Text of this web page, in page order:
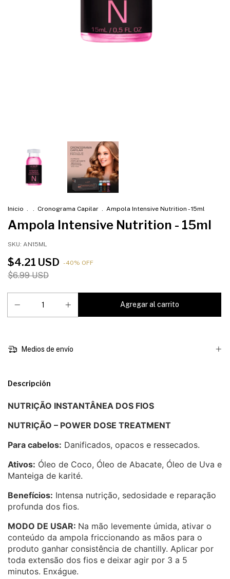
Inicio . . Cronograma Capilar . Ampola Intensive Nutrition - 15ml
Ampola Intensive Nutrition - 15ml
SKU: AN15ML
$4.21 USD -40% OFF
$6.99 USD
Medios de envío
Descripción
NUTRIÇÃO INSTANTÂNEA DOS FIOS
NUTRIÇÃO – POWER DOSE TREATMENT
Para cabelos: Danificados, opacos e ressecados.
Ativos: Óleo de Coco, Óleo de Abacate, Óleo de Uva e
Manteiga de karité.
Benefícios: Intensa nutrição, sedosidade e reparação
profunda dos fios.
MODO DE USAR: Na mão levemente úmida, ativar o
conteúdo da ampola friccionando as mãos para o
produto ganhar consistência de chantilly. Aplicar por
toda extensão dos fios e deixar agir por 3 a 5
minutos. Enxágue.